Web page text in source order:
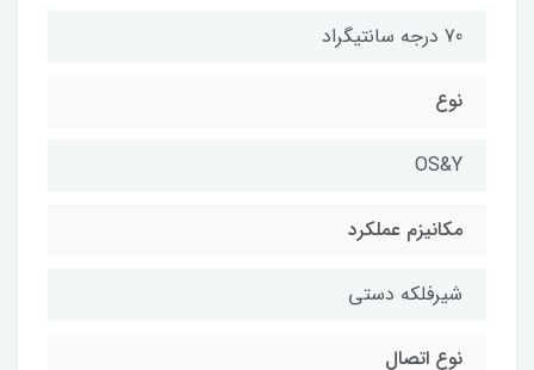
70 درجه سانتیگراد
نوع
OS&Y
مکانیزم عملکرد
شیرفلکه دستی
نوع اتصال